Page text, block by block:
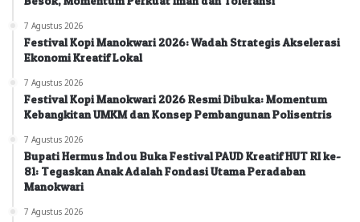
7 Agustus 2026
Festival Kopi Manokwari 2026: Wadah Strategis Akselerasi
Ekonomi Kreatif Lokal
7 Agustus 2026
Festival Kopi Manokwari 2026 Resmi Dibuka: Momentum
Kebangkitan UMKM dan Konsep Pembangunan Polisentris
7 Agustus 2026
Bupati Hermus Indou Buka Festival PAUD Kreatif HUT RI ke-
81: Tegaskan Anak Adalah Fondasi Utama Peradaban
Manokwari
7 Agustus 2026